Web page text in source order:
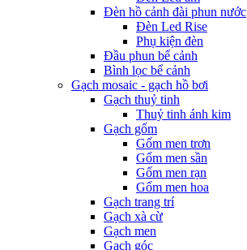
Đèn hồ cảnh đài phun nước
Đèn Led Rise
Phụ kiện đèn
Đầu phun bể cảnh
Bình lọc bể cảnh
Gạch mosaic - gạch hồ bơi
Gạch thuỷ tinh
Thuỷ tinh ánh kim
Gạch gốm
Gốm men trơn
Gốm men sần
Gốm men rạn
Gốm men hoa
Gạch trang trí
Gạch xà cừ
Gạch men
Gạch góc